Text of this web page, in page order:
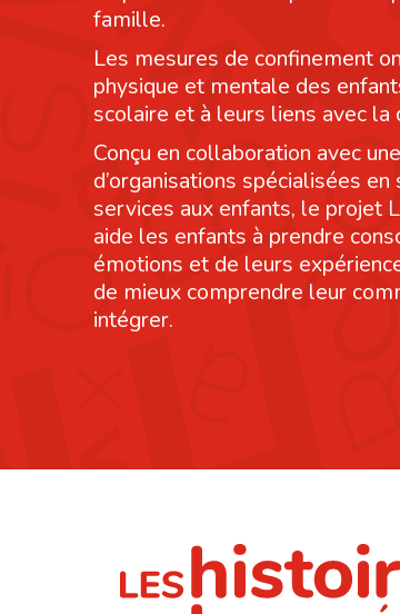
famille.
Les mesures de confinement
physique et mentale des
scolaire et à leurs liens avec la
Conçu en collaboration avec
d’organisations spécialisées
services aux enfants, le projet
aide les enfants à prendre
émotions et de leurs
de mieux comprendre leur
intégrer.